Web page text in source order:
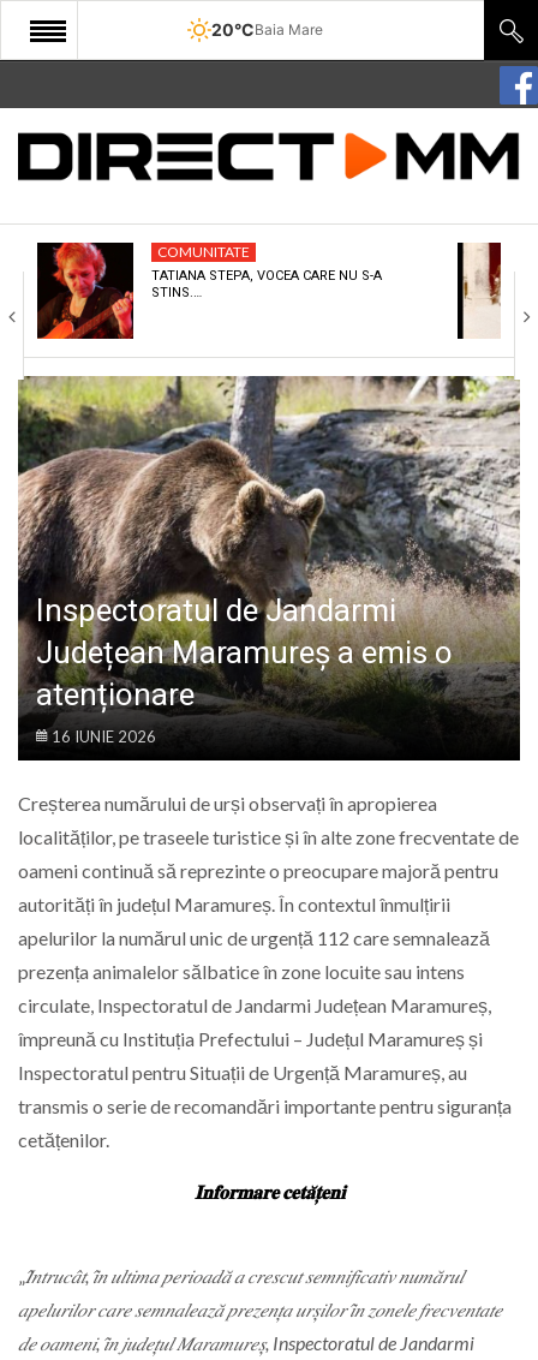
20°CBaia Mare
START
COMUNITATE
CULTURA
ECONOMIE
SANATATE
SPORT
SPECIAL
POLITIC
LIFE
COMUNITATE
TATIANA STEPA, VOCEA CARE NU S-A
STINS.…
Inspectoratul de Jandarmi
Județean Maramureș a emis o
atenționare
16 IUNIE 2026
Creșterea numărului de urși observați în apropierea
localităților, pe traseele turistice și în alte zone frecventate de
oameni continuă să reprezinte o preocupare majoră pentru
autorități în județul Maramureș. În contextul înmulțirii
apelurilor la numărul unic de urgență 112 care semnalează
prezența animalelor sălbatice în zone locuite sau intens
circulate, Inspectoratul de Jandarmi Județean Maramureș,
împreună cu Instituția Prefectului – Județul Maramureș și
Inspectoratul pentru Situații de Urgență Maramureș, au
transmis o serie de recomandări importante pentru siguranța
cetățenilor.
𝐈𝐧𝐟𝐨𝐫𝐦𝐚𝐫𝐞 𝐜𝐞𝐭𝐚̆𝐭̦𝐞𝐧𝐢
„𝐼̂𝑛𝑡𝑟𝑢𝑐𝑎̂𝑡, 𝑖̂𝑛 𝑢𝑙𝑡𝑖𝑚𝑎 𝑝𝑒𝑟𝑖𝑜𝑎𝑑𝑎̆ 𝑎 𝑐𝑟𝑒𝑠𝑐𝑢𝑡 𝑠𝑒𝑚𝑛𝑖𝑓𝑖𝑐𝑎𝑡𝑖𝑣 𝑛𝑢𝑚𝑎̆𝑟𝑢𝑙
𝑎𝑝𝑒𝑙𝑢𝑟𝑖𝑙𝑜𝑟 𝑐𝑎𝑟𝑒 𝑠𝑒𝑚𝑛𝑎𝑙𝑒𝑎𝑧𝑎̆ 𝑝𝑟𝑒𝑧𝑒𝑛𝑡̦𝑎 𝑢𝑟𝑠̦𝑖𝑙𝑜𝑟 𝑖̂𝑛 𝑧𝑜𝑛𝑒𝑙𝑒 𝑓𝑟𝑒𝑐𝑣𝑒𝑛𝑡𝑎𝑡𝑒
𝑑𝑒 𝑜𝑎𝑚𝑒𝑛𝑖, 𝑖̂𝑛 𝑗𝑢𝑑𝑒𝑡̦𝑢𝑙 𝑀𝑎𝑟𝑎𝑚𝑢𝑟𝑒𝑠̦, Inspectoratul de Jandarmi